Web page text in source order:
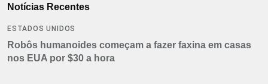
Notícias Recentes
ESTADOS UNIDOS
Robôs humanoides começam a fazer faxina em casas
nos EUA por $30 a hora